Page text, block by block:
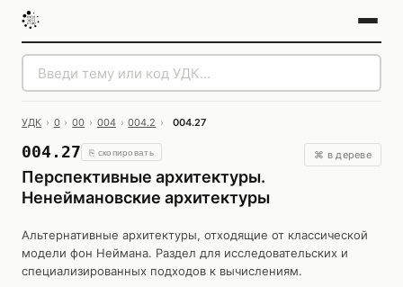
УДК › 0 › 00 › 004 › 004.2 › 004.27
004.27 ⎘ скопировать
Перспективные архитектуры.
Ненеймановские архитектуры
⌘ в дереве
Альтернативные архитектуры, отходящие от классической
модели фон Неймана. Раздел для исследовательских и
специализированных подходов к вычислениям.